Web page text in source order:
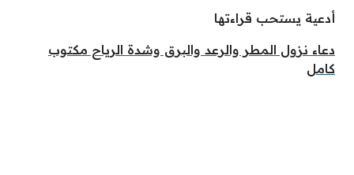
أدعية يستحب قراءتها
دعاء نزول المطر والرعد والبرق وشدة الرياح مكتوب
كامل